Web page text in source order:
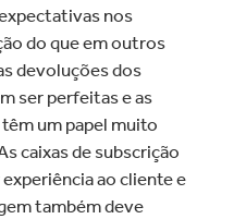
nos
do que em outros
devoluções dos
ser perfeitas e as
um papel muito
caixas de subscrição
ao cliente e
também deve